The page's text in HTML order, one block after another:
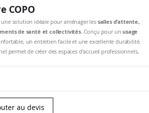
COPO
solution idéale pour aménager les salles d’attente,
de santé et collectivités. Conçu pour unusage
un entretien facile et une excellente durabilité.
permet de créer des espaces d’accueil professionnels,
au devis